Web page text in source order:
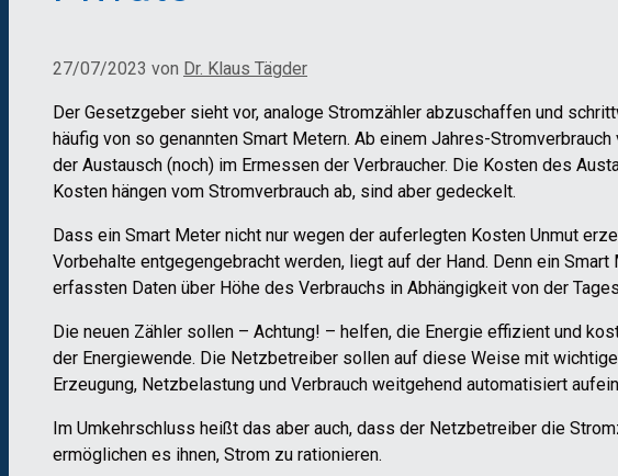
27/07/2023 von Dr. Klaus Tägder
Der Gesetzgeber sieht vor, analoge Stromzähler abzuschaffen und
häufig von so genannten Smart Metern. Ab einem Jahres-
der Austausch (noch) im Ermessen der Verbraucher. Die Kosten des
Kosten hängen vom Stromverbrauch ab, sind aber gedeckelt.
Dass ein Smart Meter nicht nur wegen der auferlegten Kosten Unmut
Vorbehalte entgegengebracht werden, liegt auf der Hand. Denn ein
erfassten Daten über Höhe des Verbrauchs in Abhängigkeit von der
Die neuen Zähler sollen – Achtung! – helfen, die Energie effizient und
der Energiewende. Die Netzbetreiber sollen auf diese Weise mit
Erzeugung, Netzbelastung und Verbrauch weitgehend automatisiert
Im Umkehrschluss heißt das aber auch, dass der Netzbetreiber die
ermöglichen es ihnen, Strom zu rationieren.